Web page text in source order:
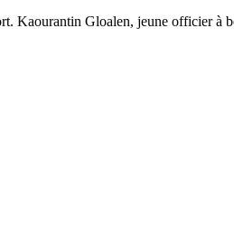
Kaourantin Gloalen, jeune officier à